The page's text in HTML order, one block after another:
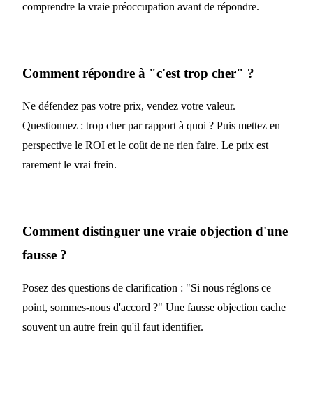
comprendre la vraie préoccupation avant de répondre.
Comment répondre à "c'est trop cher" ?
Ne défendez pas votre prix, vendez votre valeur.
Questionnez : trop cher par rapport à quoi ? Puis mettez en
perspective le ROI et le coût de ne rien faire. Le prix est
rarement le vrai frein.
Comment distinguer une vraie objection d'une
fausse ?
Posez des questions de clarification : "Si nous réglons ce
point, sommes-nous d'accord ?" Une fausse objection cache
souvent un autre frein qu'il faut identifier.